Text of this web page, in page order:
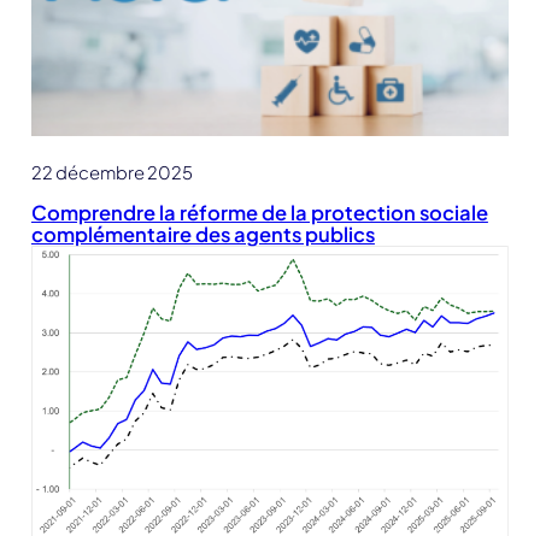
22 décembre 2025
Comprendre la réforme de la protection sociale
complémentaire des agents publics